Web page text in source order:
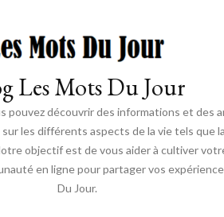
Les Mots Du Jour
découvrir des informations et des
les différents aspects de la vie tels que
objectif est de vous aider à cultiver
en ligne pour partager vos
Du Jour.